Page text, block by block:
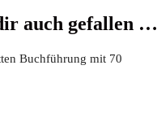
auch gefallen …